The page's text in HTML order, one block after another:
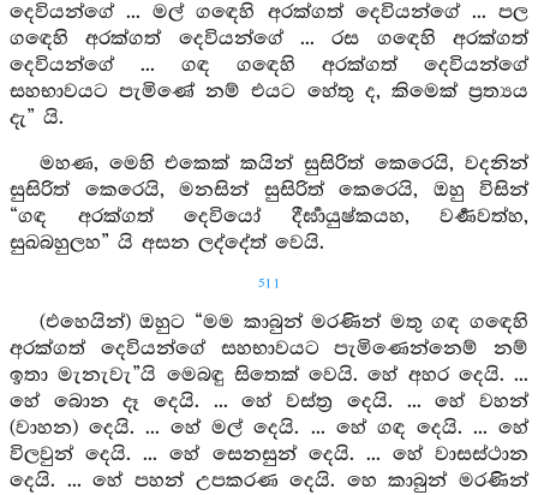
දෙවියන්ගේ ... මල් ගඳෙහි අරක්ගත් දෙවියන්ගේ ... පල
ගඳෙහි අරක්ගත් දෙවියන්ගේ ... රස ගඳෙහි අරක්ගත්
දෙවියන්ගේ ... ගඳ ගඳෙහි අරක්ගත් දෙවියන්ගේ
සහභාවයට පැමිණේ නම් එයට හේතු ද, කිමෙක් ප්‍රත්‍යය
දැ” යි.
මහණ, මෙහි එකෙක් කයින් සුසිරිත් කෙරෙයි, වදනින්
සුසිරිත් කෙරෙයි, මනසින් සුසිරිත් කෙරෙයි, ඔහු විසින්
“ගඳ අරක්ගත් දෙවියෝ දීර්‍ඝායුෂ්කයහ, වර්‍ණවත්හ,
සුඛබහුලහ” යි අසන ලද්දේත් වෙයි.
511
(එහෙයින්) ඔහුට “මම කාබුන් මරණින් මතු ගඳ ගඳෙහි
අරක්ගත් දෙවියන්ගේ සහභාවයට පැමිණෙන්නෙම් නම්
ඉතා මැනැවැ”යි මෙබඳු සිතෙක් වෙයි. හේ අහර දෙයි. ...
හේ බොන දෑ දෙයි. ... හේ වස්ත්‍ර දෙයි. ... හේ වහන්
(වාහන) දෙයි. ... හේ මල් දෙයි. ... හේ ගඳ දෙයි. ... හේ
විලවුන් දෙයි. ... හේ සෙනසුන් දෙයි. ... හේ වාසස්ථාන
දෙයි. ... හේ පහන් උපකරණ දෙයි. හෙ කාබුන් මරණින්